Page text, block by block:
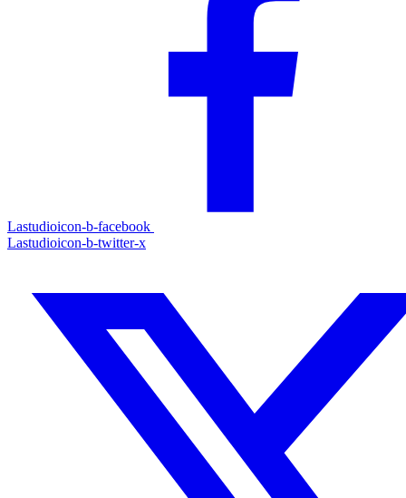
Lastudioicon-b-facebook
Lastudioicon-b-twitter-x